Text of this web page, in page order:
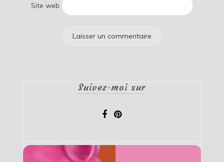
Site web
Suivez-moi sur